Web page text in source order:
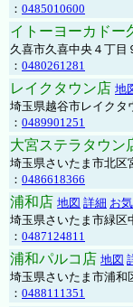
： 0485010600
イトーヨーカドー
久喜市久喜中央４丁目
： 0480261281
レイクタウン店 地
埼玉県越谷市レイクタ
： 0489901251
大宮ステラタウン
埼玉県さいたま市北
： 0486618366
浦和店 地図 詳細 お
埼玉県さいたま市緑区
： 0487124811
浦和パルコ店 地図
埼玉県さいたま市浦和
： 0488111351